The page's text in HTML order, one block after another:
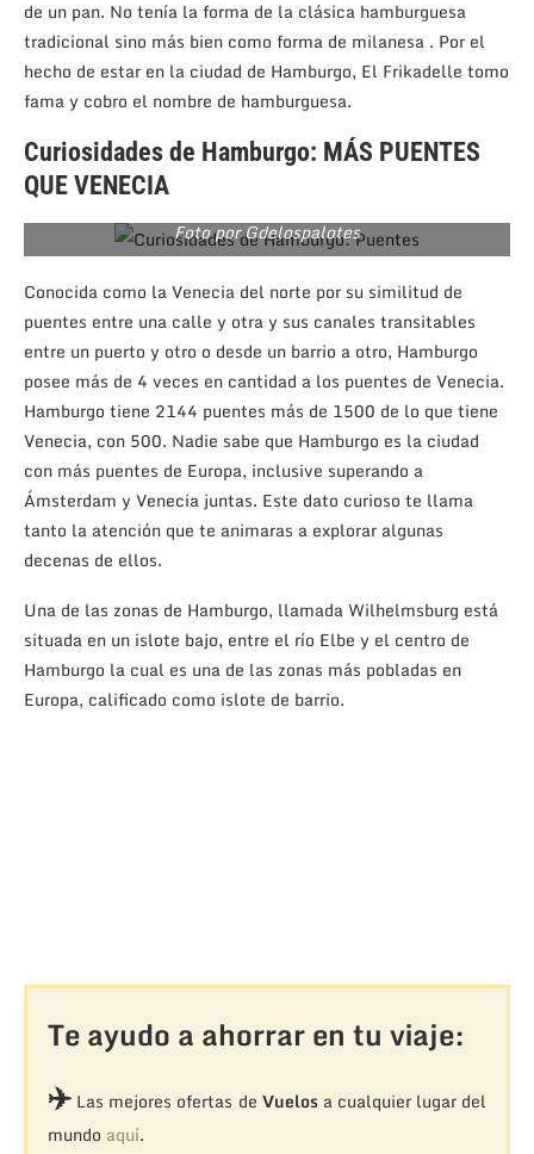
de un pan. No tenía la forma de la clásica hamburguesa
tradicional sino más bien como forma de milanesa . Por el
hecho de estar en la ciudad de Hamburgo, El Frikadelle tomo
fama y cobro el nombre de hamburguesa.
Curiosidades de Hamburgo: MÁS PUENTES
QUE VENECIA
Foto por Gdelospalotes
Conocida como la Venecia del norte por su similitud de
puentes entre una calle y otra y sus canales transitables
entre un puerto y otro o desde un barrio a otro, Hamburgo
posee más de 4 veces en cantidad a los puentes de Venecia.
Hamburgo tiene 2144 puentes más de 1500 de lo que tiene
Venecia, con 500. Nadie sabe que Hamburgo es la ciudad
con más puentes de Europa, inclusive superando a
Ámsterdam y Venecia juntas. Este dato curioso te llama
tanto la atención que te animaras a explorar algunas
decenas de ellos.
Una de las zonas de Hamburgo, llamada Wilhelmsburg está
situada en un islote bajo, entre el río Elbe y el centro de
Hamburgo la cual es una de las zonas más pobladas en
Europa, calificado como islote de barrio.
Te ayudo a ahorrar en tu viaje:
✈️Las mejores ofertas de Vuelosa cualquier lugar del
mundo aquí.